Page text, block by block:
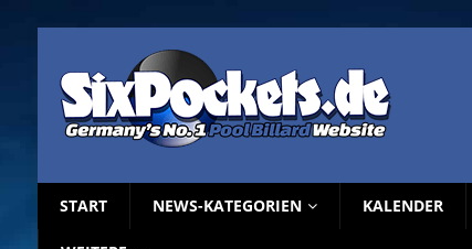
START NEWS-KATEGORIEN KALENDER